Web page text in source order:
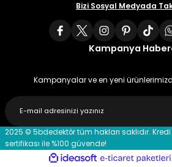
Bizi Sosyal Medyada
Kampanya
Kampanyalar ve en yeni
2025 © 5bdedektör tüm hakları saklıdır.
sertifikası ile %100 güvende!
ideasoft